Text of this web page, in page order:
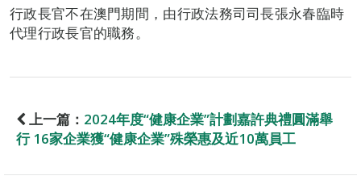
行政長官不在澳門期間，由行政法務司司長張永春臨時
代理行政長官的職務。
上一篇： 2024年度“健康企業”計劃嘉許典禮圓滿舉
行 16家企業獲“健康企業”殊榮惠及近10萬員工